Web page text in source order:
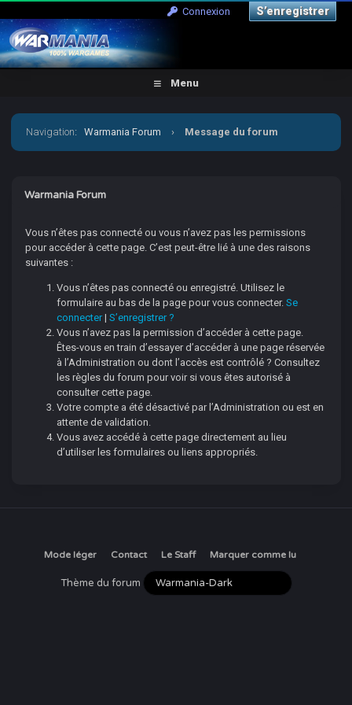
Connexion S’enregistrer
Menu
Navigation:Warmania Forum › Message du forum
Warmania Forum
Vous n’êtes pas connecté ou vous n’avez pas les permissions
pour accéder à cette page. C’est peut-être lié à une des raisons
suivantes :
Vous n’êtes pas connecté ou enregistré. Utilisez le
formulaire au bas de la page pour vous connecter.Se
connecter|S’enregistrer ?
Vous n’avez pas la permission d’accéder à cette page.
Êtes-vous en train d’essayer d’accéder à une page réservée
à l’Administration ou dont l’accès est contrôlé ? Consultez
les règles du forum pour voir si vous êtes autorisé à
consulter cette page.
Votre compte a été désactivé par l’Administration ou est en
attente de validation.
Vous avez accédé à cette page directement au lieu
d’utiliser les formulaires ou liens appropriés.
Mode léger Contact Le Staff Marquer comme lu
Thème du forum